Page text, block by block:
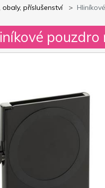
příslušenství
pouzdro